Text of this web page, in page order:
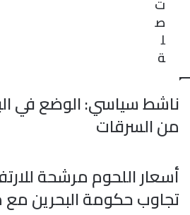
ص
ل
ة
ناشط سياسي: الوضع في
من السرقات
أسعار اللحوم مرشحة
تجاوب حكومة البحرين مع